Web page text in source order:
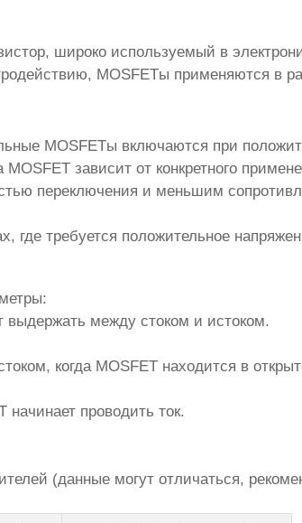
широко используемый в
MOSFETы применяются в
MOSFETы включаются при
зависит от конкретного
переключения и меньшим
где требуется положительное
выдержать между стоком и истоком.
когда MOSFET находится в
начинает проводить ток.
(данные могут отличаться,